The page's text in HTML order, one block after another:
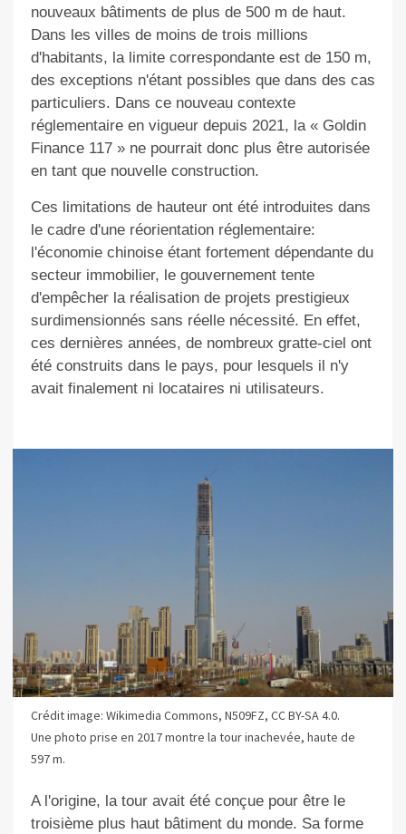
nouveaux bâtiments de plus de 500 m de haut.
Dans les villes de moins de trois millions
d'habitants, la limite correspondante est de 150 m,
des exceptions n'étant possibles que dans des cas
particuliers. Dans ce nouveau contexte
réglementaire en vigueur depuis 2021, la « Goldin
Finance 117 » ne pourrait donc plus être autorisée
en tant que nouvelle construction.
Ces limitations de hauteur ont été introduites dans
le cadre d'une réorientation réglementaire:
l'économie chinoise étant fortement dépendante du
secteur immobilier, le gouvernement tente
d'empêcher la réalisation de projets prestigieux
surdimensionnés sans réelle nécessité. En effet,
ces dernières années, de nombreux gratte-ciel ont
été construits dans le pays, pour lesquels il n'y
avait finalement ni locataires ni utilisateurs.
Crédit image: Wikimedia Commons, N509FZ, CC BY-SA 4.0.
Une photo prise en 2017 montre la tour inachevée, haute de
597 m.
A l'origine, la tour avait été conçue pour être le
troisième plus haut bâtiment du monde. Sa forme